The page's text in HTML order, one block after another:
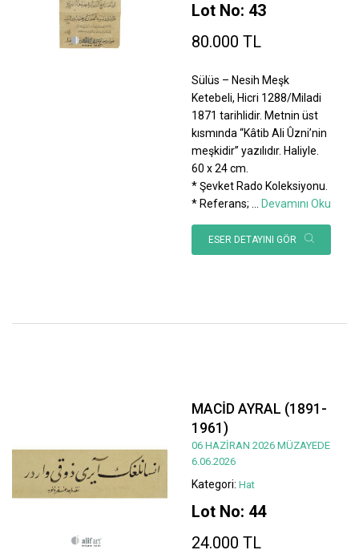
Lot No: 43
80.000 TL
Sülüs – Nesih Meşk
Ketebeli, Hicri 1288/Miladi
1871 tarihlidir. Metnin üst
kısmında “Kâtib Ali Ûzni’nin
meşkidir” yazılıdır. Haliyle.
60 x 24 cm.
* Şevket Rado Koleksiyonu.
* Referans;
Devamını Oku
ESER DETAYINI GÖR
MACİD AYRAL (1891-
1961)
06 HAZİRAN 2026 MÜZAYEDE
6.06.2026
Kategori: Hat
Lot No: 44
24.000 TL